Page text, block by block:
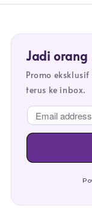
Jadi
Promo
terus ke inbox.